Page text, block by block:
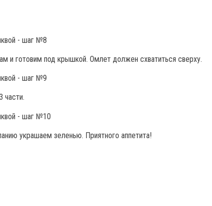
и готовим под крышкой. Омлет должен схватиться сверху.
части.
украшаем зеленью. Приятного аппетита!